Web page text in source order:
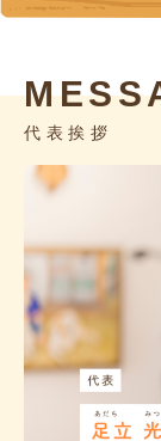
代表挨拶